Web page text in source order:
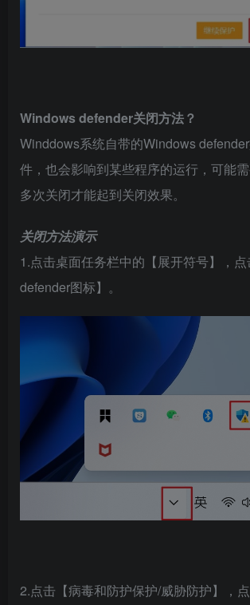
Windows defender关闭方法？
Winddows系统自带的Windows
件，也会影响到某些程序的运行，可能
多次关闭才能起到关闭效果。
关闭方法演示
1.点击桌面任务栏中的【展开符号】，
defender图标】。
2.点击【病毒和防护保护/威胁防护】，